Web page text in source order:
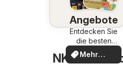
Angebote
Entdecken Sie
die besten
Angebote
Mehr
entdecken
NKD